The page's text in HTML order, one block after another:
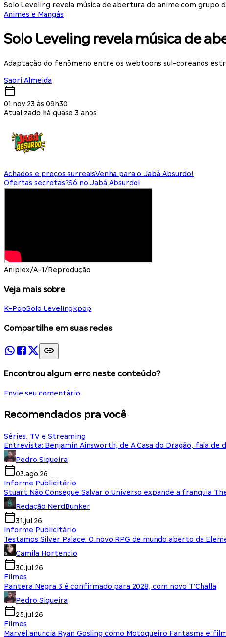
Solo Leveling revela música de abertura do anime com grupo
Animes e Mangás
Solo Leveling revela música de
Adaptação do fenômeno entre os webtoons sul-coreanos
Saori Almeida
01.nov.23 às 09h30
Atualizado há quase 3 anos
Achados e preços surreaisVenha para o Jabá Absurdo!
Ofertas secretas?Só no Jabá Absurdo!
Aniplex/A-1/Reprodução
Veja mais sobre
K-PopSolo Leveling kpop
Compartilhe em suas redes
Encontrou algum erro neste conteúdo?
Envie seu comentário
Recomendados pra você
Séries, TV e Streaming
Entrevista: Benjamin Ainsworth, de A Casa do Dragão, fala de
Pedro Siqueira
03.ago.26
Informe Publicitário
Stuart Não Consegue Salvar o Universo expande a franquia
Redação NerdBunker
31.jul.26
Informe Publicitário
Testamos Silver Palace: O novo RPG de mundo aberto da
Camila Hortencio
30.jul.26
Filmes
Pantera Negra 3 é confirmado para 2028, com novo T'Challa
Pedro Siqueira
25.jul.26
Filmes
Marvel anuncia Ryan Gosling como Motoqueiro Fantasma e